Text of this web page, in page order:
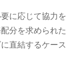
に応じて協力を
分を求められた
直結するケース